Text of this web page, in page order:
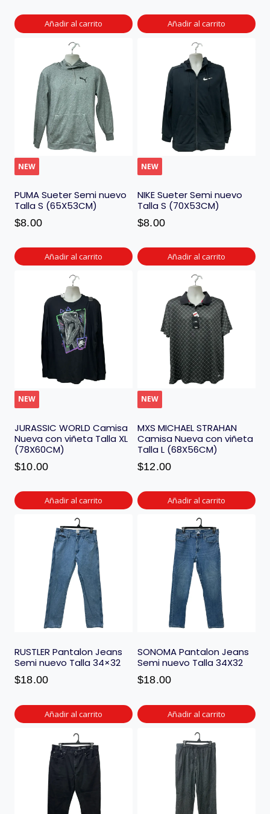
Añadir al carrito Añadir al carrito
NEW
PUMA Sueter Semi nuevo
Talla S (65X53CM)
$8.00
Añadir al carrito
NEW
NIKE Sueter Semi nuevo
Talla S (70X53CM)
$8.00
Añadir al carrito
NEW
JURASSIC WORLD Camisa
Nueva con viñeta Talla XL
(78X60CM)
$10.00
Añadir al carrito
NEW
MXS MICHAEL STRAHAN
Camisa Nueva con viñeta
Talla L (68X56CM)
$12.00
Añadir al carrito
RUSTLER Pantalon Jeans
Semi nuevo Talla 34×32
$18.00
Añadir al carrito
SONOMA Pantalon Jeans
Semi nuevo Talla 34X32
$18.00
Añadir al carrito